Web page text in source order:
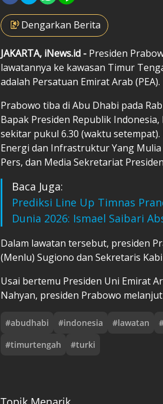
Dengarkan Berita
JAKARTA, iNews.id - Presiden
lawatannya ke kawasan Timur
adalah Persatuan Emirat Arab (PEA).
Prabowo tiba di Abu Dhabi pada
Bapak Presiden Republik
sekitar pukul 6.30 (waktu
Energi dan Infrastruktur Yang
Pers, dan Media Sekretariat
Baca Juga:
Prediksi Line Up Timnas
Dunia 2026: Ismael Saibari
Dalam lawatan tersebut, presiden
(Menlu) Sugiono dan Sekretaris
Usai bertemu Presiden Uni Emirat
Nahyan, presiden Prabowo
#abudhabi #indonesia #lawatan
#timurtengah #turki